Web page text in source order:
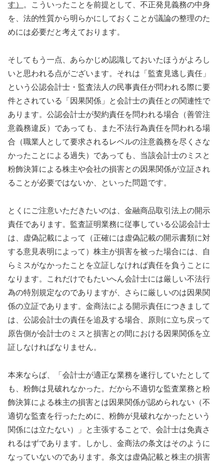
す） 。こういったことを前提として、不正発見義務の中身
を、法的性質から明らかにしておくことが議論の整理のた
めには必要だと考えております。
そしてもう一点、あらかじめ認識しておいたほうがよろし
いと思われる点がございます。それは「監査見逃し責任」
という公認会計士・監査法人の民事責任が問われる際に要
件とされている「因果関係」と会計士の責任との関連性で
あります。公認会計士が契約責任を問われる場合（善管注
意義務違反）であっても、また不法行為責任を問われる場
合（職業人として要求されるレベルの注意義務を尽くさな
かったことによる過失）であっても、当該会計士のミスと
粉飾決算による株主や会社の損害との因果関係が立証され
ることが必要ではないか、といった問題です。
とくにご注意いただきたいのは、金融商品取引法上の開示
責任であります。監査証明業務に従事している公認会計士
は、虚偽記載によって（正確には虚偽記載の開示書類に対
する意見表明によって）株主が損害を被った場合には、自
らミスがなかったことを立証しなければ責任を負うことに
なります。これだけでもたいへん会計士には厳しい不法行
為の特別規定なのでありますが、さらに厳しいのは因果関
係の立証であります。金商法による開示責任につきまして
は、公認会計士の責任を追及する場合、原則に立ち戻って
原告側が会計士のミスと損害との間における因果関係を立
証しなければなりません。
本来ならば、「会計士が適正な業務を遂行していたとして
も、粉飾は見破れなかった。だから不適切な監査業務と粉
飾決算による株主の損害とは因果関係が認められない（不
適切な監査を行ったために、粉飾が見破れなかったという
関係には立たない）」と主張することで、会計士は免責さ
れるはずであります。しかし、金商法の条文はそのように
なっていないのであります。条文は虚偽記載と株主の損害